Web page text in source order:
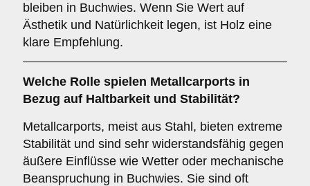
bleiben in Buchwies. Wenn Sie Wert auf
Ästhetik und Natürlichkeit legen, ist Holz eine
klare Empfehlung.
Welche Rolle spielen Metallcarports in
Bezug auf Haltbarkeit und Stabilität?
Metallcarports, meist aus Stahl, bieten extreme
Stabilität und sind sehr widerstandsfähig gegen
äußere Einflüsse wie Wetter oder mechanische
Beanspruchung in Buchwies. Sie sind oft